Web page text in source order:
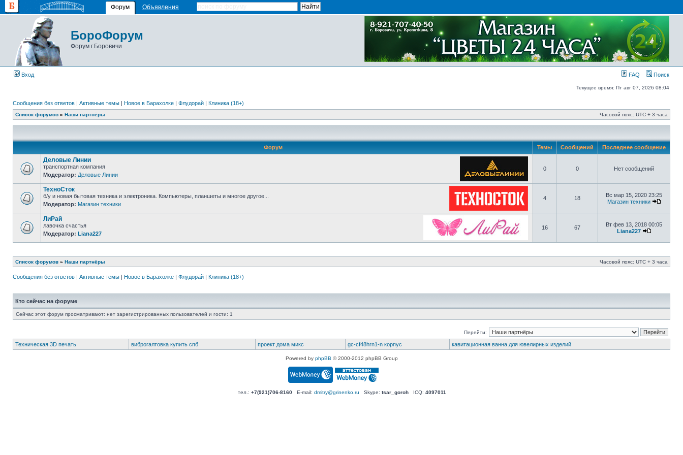
Форум Объявления
БороФорум
Форум г.Боровичи
Вход FAQ Поиск
Текущее время: Пт авг 07, 2026 08:04
Сообщения без ответов | Активные темы | Новое в Барахолке | Флудорай | Клиника (18+)
Список форумов » Наши партнёры Часовой пояс: UTC + 3 часа
Форум Темы Сообщений Последнее сообщение
Деловые Линии
транспортная компания
Модератор: Деловые Линии
0 0 Нет сообщений
ТехноСток
б/у и новая бытовая техника и электроника. Компьютеры, планшеты и многое другое...
Модератор: Магазин техники
4 18
Вс мар 15, 2020 23:25
Магазин техники
ЛиРай
лавочка счастья
Модератор: Liana227
16 67
Вт фев 13, 2018 00:05
Liana227
Список форумов » Наши партнёры Часовой пояс: UTC + 3 часа
Сообщения без ответов | Активные темы | Новое в Барахолке | Флудорай | Клиника (18+)
Кто сейчас на форуме
Сейчас этот форум просматривают: нет зарегистрированных пользователей и гости: 1
Перейти:
Техническая 3D печать виброгалтовка купить спб проект дома микс gc-cf48hrn1-n корпус кавитационная ванна для ювелирных изделий
Powered by phpBB © 2000-2012 phpBB Group
тел.: +7(921)706-8160E-mail: dmitry@grinenko.ru Skype: tsar_gorohICQ: 4097011